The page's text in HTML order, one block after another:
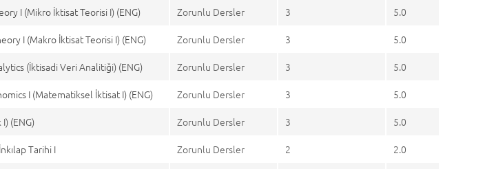
I (Mikro İktisat Teorisi I) (ENG) Zorunlu Dersler 3
5.0
I (Makro İktisat Teorisi I) (ENG) Zorunlu Dersler 3
5.0
(İktisadi Veri Analitiği) (ENG) Zorunlu Dersler 3
5.0
I (Matematiksel İktisat I) (ENG) Zorunlu Dersler 3
5.0
(ENG) Zorunlu Dersler 3
5.0
Tarihi I Zorunlu Dersler 2
2.0